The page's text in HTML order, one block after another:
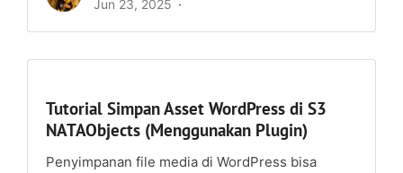
Jun 23, 2025
Tutorial Simpan Asset WordPress di S3
NATAObjects (Menggunakan Plugin)
Penyimpanan file media di WordPress bisa